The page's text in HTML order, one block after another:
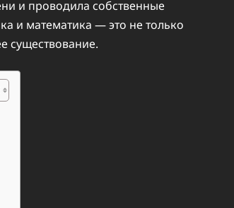
и проводила собственные
и математика — это не только
существование.